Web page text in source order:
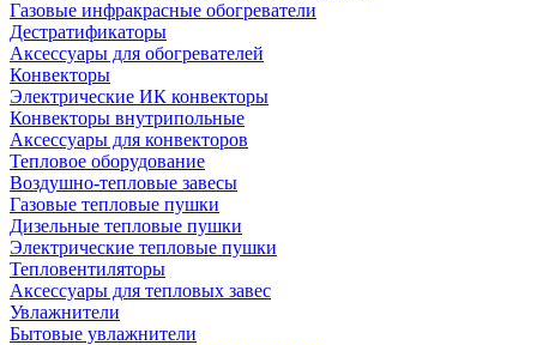
Газовые инфракрасные обогреватели
Дестратификаторы
Аксессуары для обогревателей
Конвекторы
Электрические ИК конвекторы
Конвекторы внутрипольные
Аксессуары для конвекторов
Тепловое оборудование
Воздушно-тепловые завесы
Газовые тепловые пушки
Дизельные тепловые пушки
Электрические тепловые пушки
Тепловентиляторы
Аксессуары для тепловых завес
Увлажнители
Бытовые увлажнители